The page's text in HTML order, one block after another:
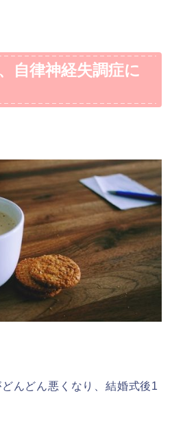
自律神経失調症に
んどん悪くなり、結婚式後1